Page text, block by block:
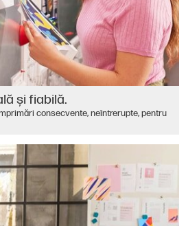
şi fiabilă.
consecvente, neîntrerupte, pentru